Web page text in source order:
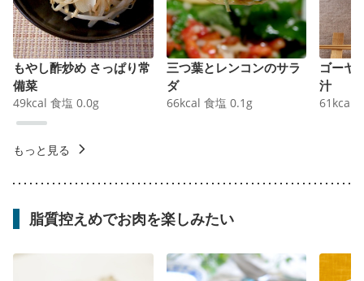
もやし酢炒め さっぱり常
備菜
49kcal 食塩 0.0g
三つ葉とレンコンのサラ
ダ
66kcal 食塩 0.1 g
ゴーヤ
汁
61 kcal
もっと見る
脂質控えめでお肉を楽しみたい